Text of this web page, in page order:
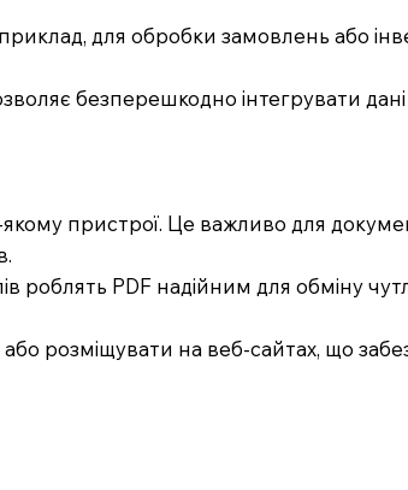
для обробки замовлень або
безперешкодно інтегрувати дані
пристрої. Це важливо для
роблять PDF надійним для обміну
розміщувати на веб-сайтах, що